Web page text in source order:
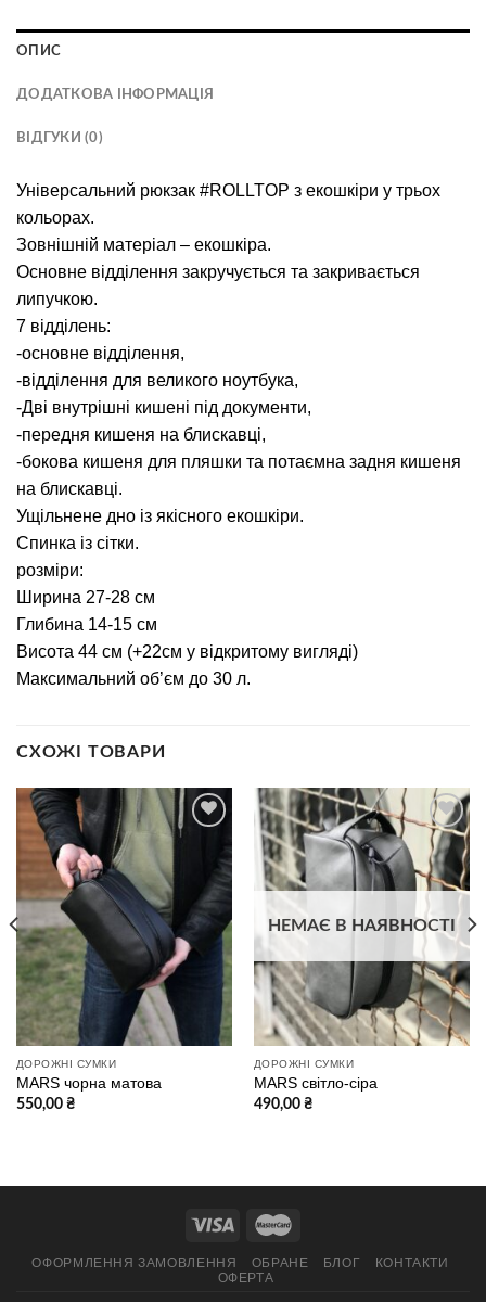
ОПИС
ДОДАТКОВА ІНФОРМАЦІЯ
ВІДГУКИ (0)
Універсальний рюкзак #ROLLTOP з екошкіри у трьох
кольорах.
Зовнішній матеріал – екошкіра.
Основне відділення закручується та закривається
липучкою.
7 відділень:
-основне відділення,
-відділення для великого ноутбука,
-Дві внутрішні кишені під документи,
-передня кишеня на блискавці,
-бокова кишеня для пляшки та потаємна задня кишеня
на блискавці.
Ущільнене дно із якісного екошкіри.
Спинка із сітки.
розміри:
Ширина 27-28 см
Глибина 14-15 см
Висота 44 см (+22см у відкритому вигляді)
Максимальний об’єм до 30 л.
СХОЖІ ТОВАРИ
избранное
ДОРОЖНІ СУМКИ
MARS чорна матова
550,00 ₴
В
избранное
НЕМАЄ В НАЯВНОСТІ
ДОРОЖНІ СУМКИ
MARS світло-сіра
490,00 ₴
ОФОРМЛЕННЯ ЗАМОВЛЕННЯ ОБРАНЕ БЛОГ
КОНТАКТИ
ОФЕРТА